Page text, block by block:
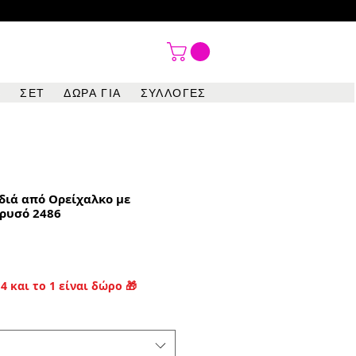
ΣΕΤ ΔΩΡΑ ΓΙΑ ΣΥΛΛΟΓΕΣ
από Ορείχαλκο με
2486
και το 1 είναι δώρο 🎁